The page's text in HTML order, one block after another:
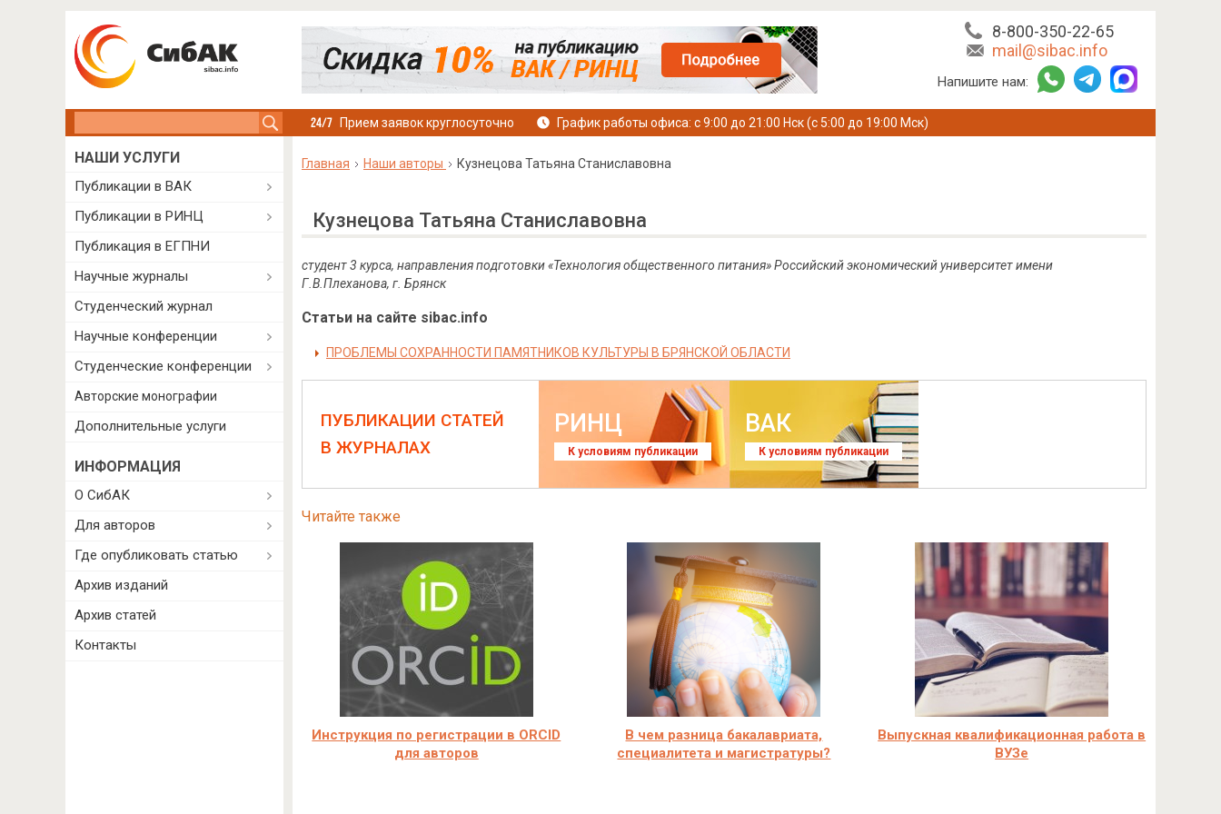
8-800-350-22-65
mail@sibac.info
Напишите нам:
Прием заявок круглосуточно График работы офиса: с 9:00 до 21:00 Нск (с 5:00 до 19:00 Мск)
Главная Наши авторы Кузнецова Татьяна Станиславовна
Кузнецова Татьяна Станиславовна
студент 3 курса, направления подготовки «Технология общественного питания» Российский экономический университет имени
Г.В.Плеханова, г. Брянск
Статьи на сайте sibac.info
ПРОБЛЕМЫ СОХРАННОСТИ ПАМЯТНИКОВ КУЛЬТУРЫ В БРЯНСКОЙ ОБЛАСТИ
ПУБЛИКАЦИИ СТАТЕЙ
В ЖУРНАЛАХ
РИНЦ
К условиям публикации
ВАК
К условиям публикации
Читайте также
Инструкция по регистрации в ORCID
для авторов
В чем разница бакалавриата,
специалитета и магистратуры?
Выпускная квалификационная работа в
ВУЗе
НАШИ УСЛУГИ
Публикации в ВАК
Публикации в РИНЦ
Публикация в ЕГПНИ
Научные журналы
Студенческий журнал
Научные конференции
Студенческие конференции
Авторские монографии
Дополнительные услуги
ИНФОРМАЦИЯ
О СибАК
Для авторов
Где опубликовать статью
Архив изданий
Архив статей
Контакты